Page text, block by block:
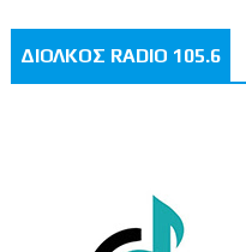
ΔΙΟΛΚΟΣ RADIO 105.6